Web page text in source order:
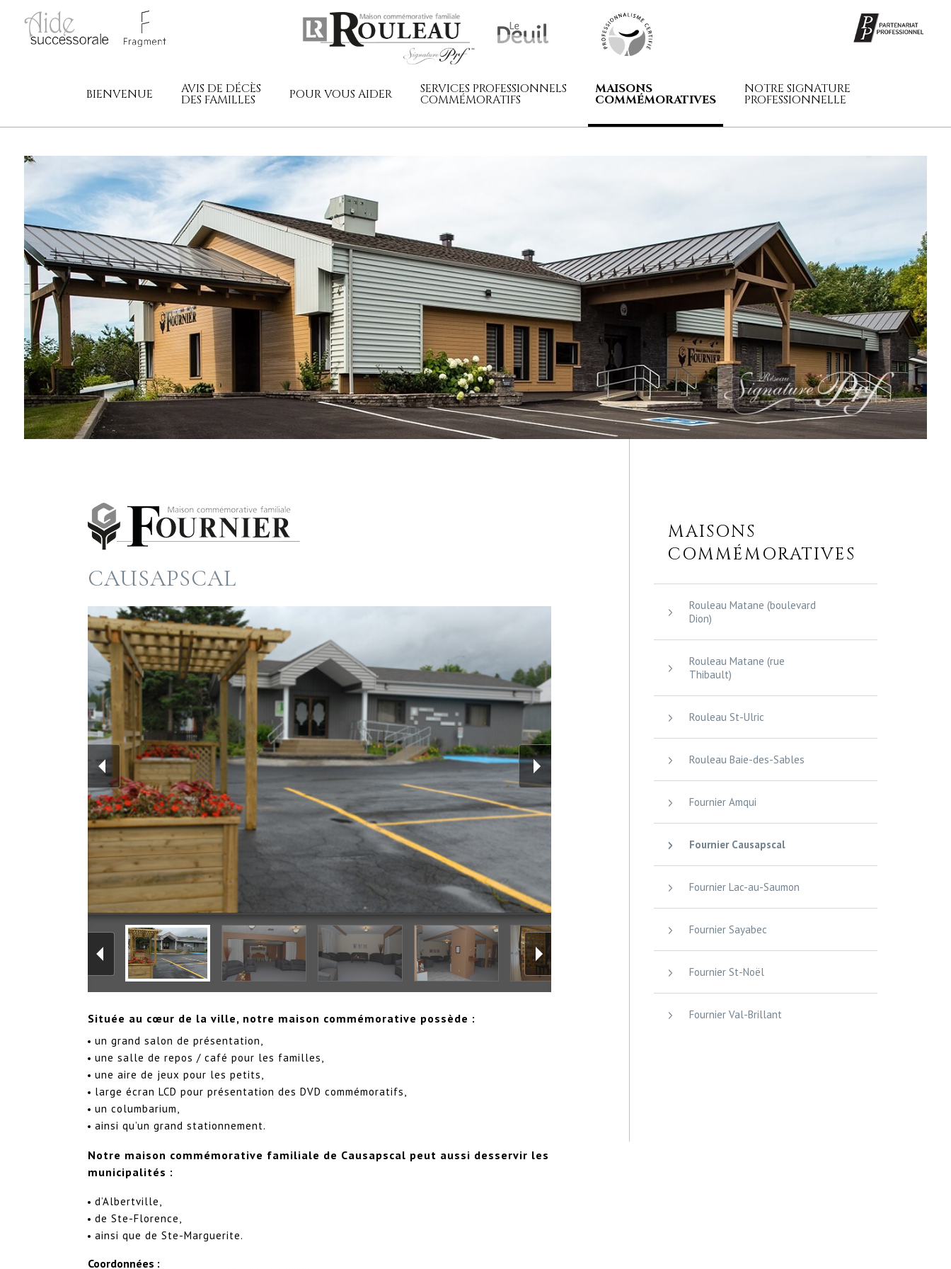
BIENVENUE AVIS DE DÉCÈS
DES FAMILLES POUR VOUS AIDER SERVICES PROFESSIONNELS
COMMÉMORATIFS
MAISONS
COMMÉMORATIVES
NOTRE SIGNATURE
PROFESSIONNELLE
CAUSAPSCAL
Située au cœur de la ville, notre maison commémorative possède :
un grand salon de présentation,
une salle de repos / café pour les familles,
une aire de jeux pour les petits,
large écran LCD pour présentation des DVD commémoratifs,
un columbarium,
ainsi qu’un grand stationnement.
Notre maison commémorative familiale de Causapscal peut aussi desservir les
municipalités :
d’Albertville,
de Ste-Florence,
ainsi que de Ste-Marguerite.
Coordonnées :
MAISONS
COMMÉMORATIVES
Rouleau Matane (boulevard
Dion)
Rouleau Matane (rue
Thibault)
Rouleau St-Ulric
Rouleau Baie-des-Sables
Fournier Amqui
Fournier Causapscal
Fournier Lac-au-Saumon
Fournier Sayabec
Fournier St-Noël
Fournier Val-Brillant